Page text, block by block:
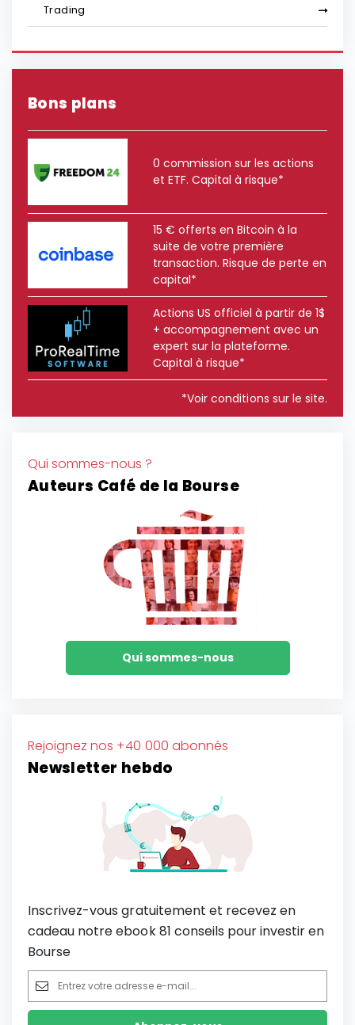
Trading
Bons plans
0 commission sur les actions
et ETF. Capital à risque*
15 € offerts en Bitcoin à la
suite de votre première
transaction. Risque de perte en
capital*
Actions US officiel à partir de 1$
+ accompagnement avec un
expert sur la plateforme.
Capital à risque*
*Voir conditions sur le site.
Qui sommes-nous ?
Auteurs Café de la Bourse
Qui sommes-nous
Rejoignez nos +40 000 abonnés
Newsletter hebdo
Inscrivez-vous gratuitement et recevez en
cadeau notre ebook 81 conseils pour investir en
Bourse